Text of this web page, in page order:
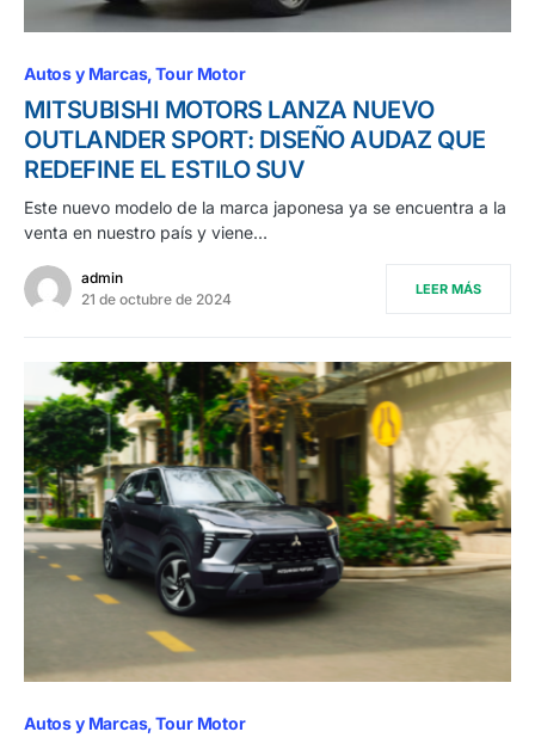
Autos y Marcas Tour Motor
MITSUBISHI MOTORS LANZA NUEVO
OUTLANDER SPORT: DISEÑO AUDAZ QUE
REDEFINE EL ESTILO SUV
Este nuevo modelo de la marca japonesa ya se encuentra a la
venta en nuestro país y viene…
admin
21 de octubre de 2024
LEER MÁS
Autos y Marcas Tour Motor